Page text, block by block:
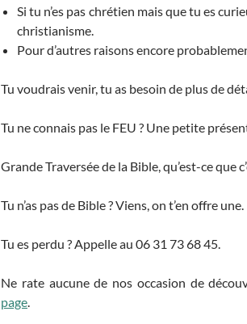
Si tu n’es pas chrétien mais que tu es
christianisme.
Pour d’autres raisons encore
Tu voudrais venir, tu as besoin de plus de
Tu ne connais pas le FEU ? Une petite
Grande Traversée de la Bible, qu’est-ce que
Tu n’as pas de Bible ? Viens, on t’en offre une.
Tu es perdu ? Appelle au 06 31 73 68 45.
Ne rate aucune de nos occasion de
page.